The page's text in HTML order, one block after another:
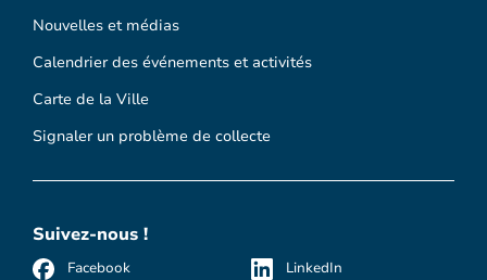
Nouvelles et médias
Calendrier des événements et activités
Carte de la Ville
Signaler un problème de collecte
Suivez-nous !
Facebook LinkedIn